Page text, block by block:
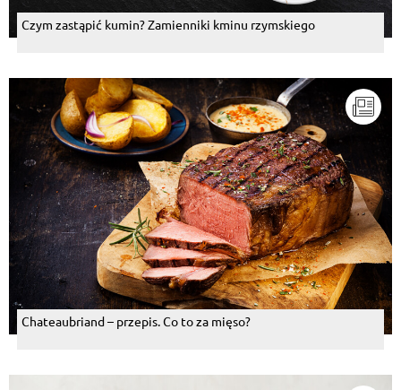
Czym zastąpić kumin? Zamienniki kminu rzymskiego
Chateaubriand – przepis. Co to za mięso?